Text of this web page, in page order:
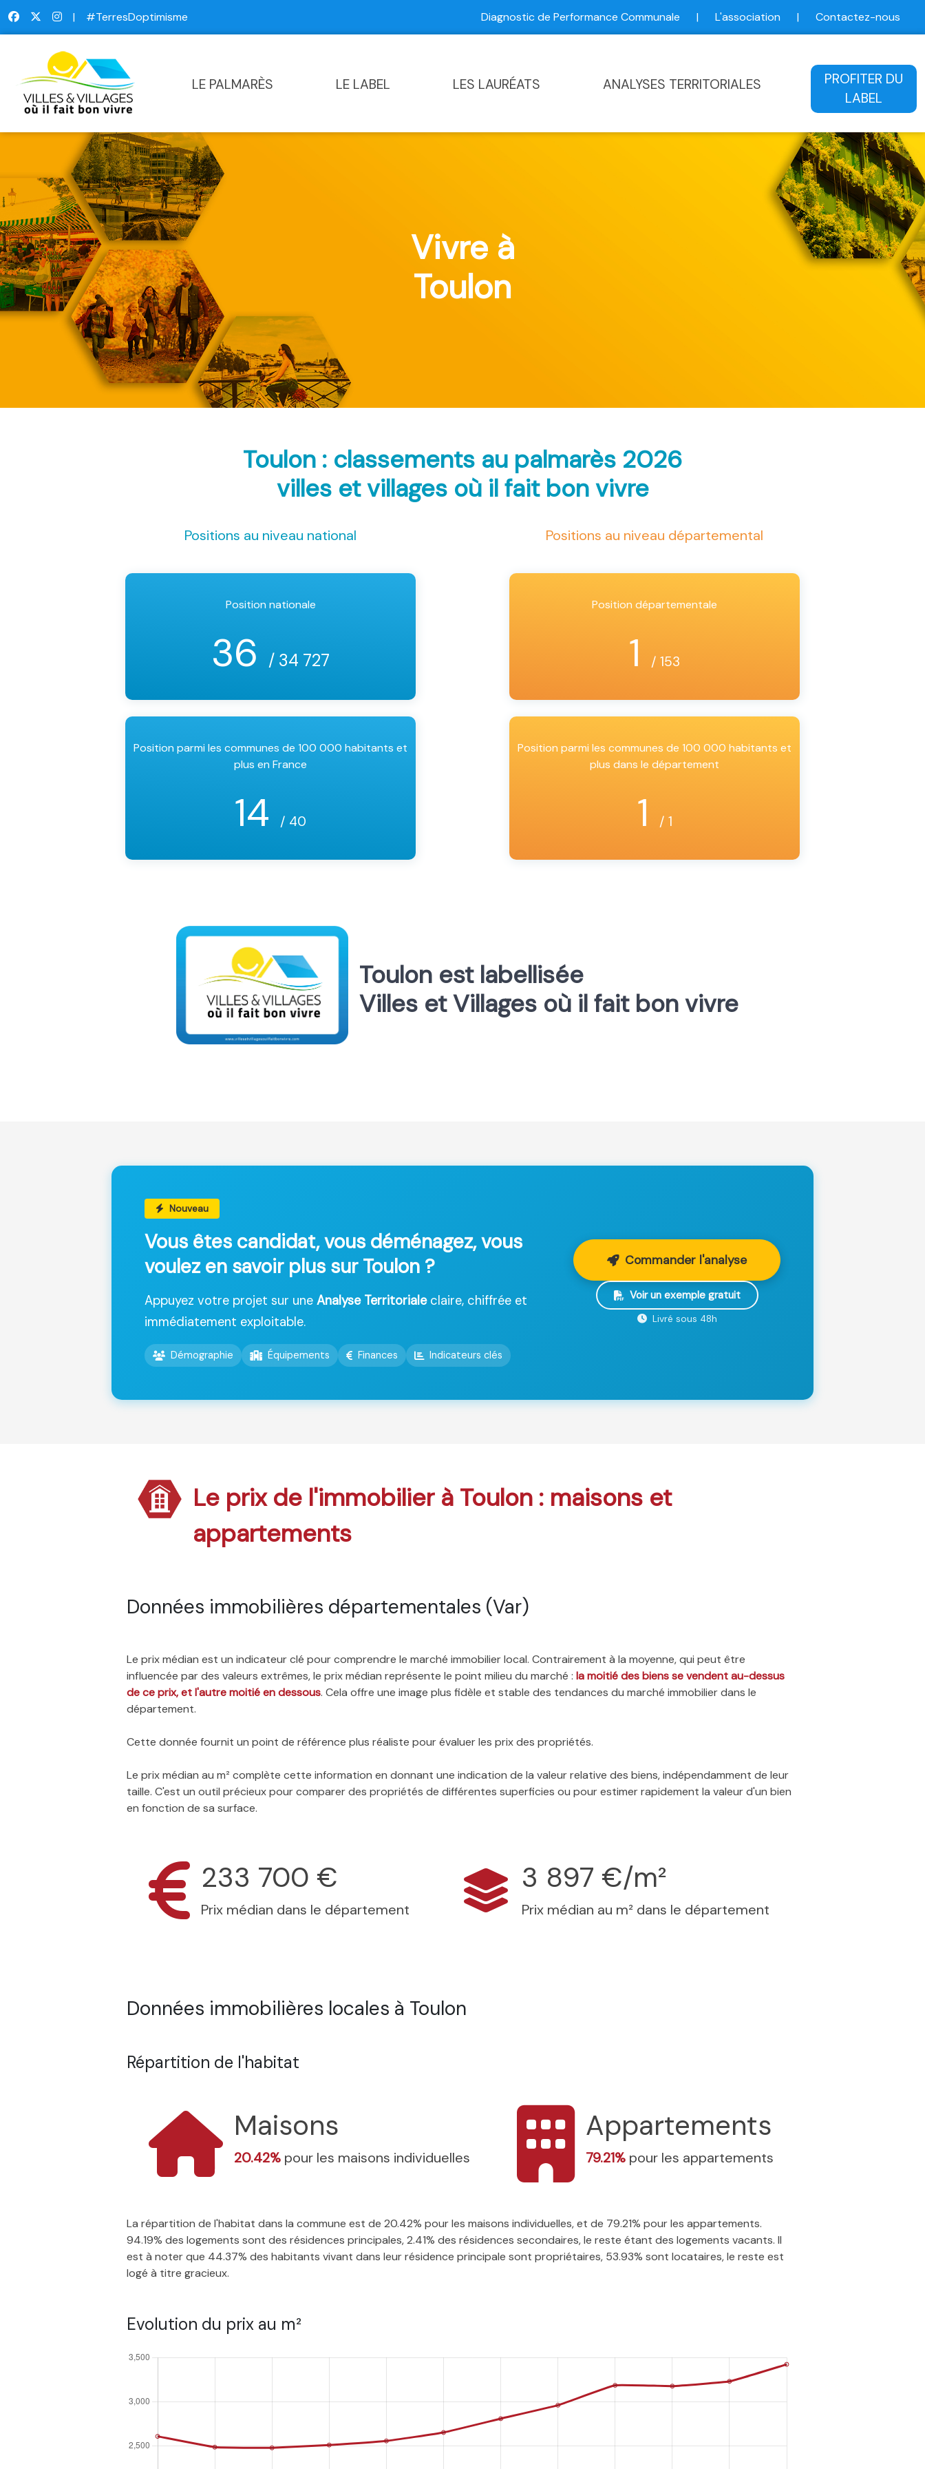
| #TerresDoptimisme Diagnostic de Performance Communale | L'association | Contactez-nous
LE PALMARÈS LE LABEL LES LAURÉATS ANALYSES TERRITORIALES
PROFITER DU
LABEL
Vivre à
Toulon
Toulon : classements au palmarès 2026
villes et villages où il fait bon vivre
Positions au niveau national
Position nationale
36 / 34 727
Position parmi les communes de 100 000 habitants et
plus en France
14 / 40
Positions au niveau départemental
Position départementale
1 / 153
Position parmi les communes de 100 000 habitants et
plus dans le département
1 / 1
Toulon est labellisée
Villes et Villages où il fait bon vivre
Nouveau
Vous êtes candidat, vous déménagez, vous
voulez en savoir plus sur Toulon ?
Appuyez votre projet sur une Analyse Territorialeclaire, chiffrée et
immédiatement exploitable.
Démographie Équipements Finances Indicateurs clés
Commander l'analyse
Voir un exemple gratuit
Livré sous 48h
Le prix de l'immobilier à Toulon : maisons et
appartements
Données immobilières départementales (Var)
Le prix médian est un indicateur clé pour comprendre le marché immobilier local. Contrairement à la moyenne, qui peut être
influencée par des valeurs extrêmes, le prix médian représente le point milieu du marché : la moitié des biens se vendent au-dessus
de ce prix, et l'autre moitié en dessous. Cela offre une image plus fidèle et stable des tendances du marché immobilier dans le
département.
Cette donnée fournit un point de référence plus réaliste pour évaluer les prix des propriétés.
Le prix médian au m² complète cette information en donnant une indication de la valeur relative des biens, indépendamment de leur
taille. C'est un outil précieux pour comparer des propriétés de différentes superficies ou pour estimer rapidement la valeur d'un bien
en fonction de sa surface.
233 700 €
Prix médian dans le département
3 897 €/m²
Prix médian au m² dans le département
Données immobilières locales à Toulon
Répartition de l'habitat
Maisons
20.42% pour les maisons individuelles
Appartements
79.21% pour les appartements
La répartition de l'habitat dans la commune est de 20.42% pour les maisons individuelles, et de 79.21% pour les appartements.
94.19% des logements sont des résidences principales, 2.41% des résidences secondaires, le reste étant des logements vacants. Il
est à noter que 44.37% des habitants vivant dans leur résidence principale sont propriétaires, 53.93% sont locataires, le reste est
logé à titre gracieux.
Evolution du prix au m²